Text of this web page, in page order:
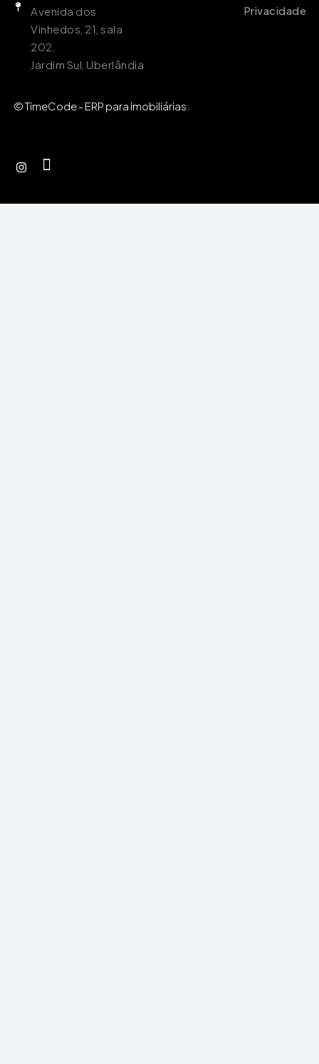
Avenida dos
Vinhedos, 21, sala
202,
Jardim Sul, Uberlândia
Privacidade
© TimeCode - ERP para imobiliárias.